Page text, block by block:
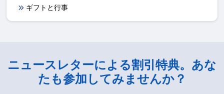
ギフトと行事
ニュースレターによる割引特典。あな
たも参加してみませんか？